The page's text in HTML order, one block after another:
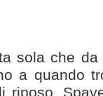
sola che
a quando
riposo.